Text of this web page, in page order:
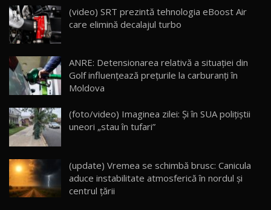
16
AutoBlogMD
13:10
17 20:06
30:08
AutoBlog.MD
23:36
20
Noul ZEEKR 7X / Test Drive AutoBlog.MD
29:08
(video) SRT prezintă tehnologia eBoost Air
care elimină decalajul turbo
ANRE: Detensionarea relativă a situației din
Golf influențează prețurile la carburanți în
Moldova
(foto/video) Imaginea zilei: Și în SUA polițiștii
uneori „stau în tufari”
(update) Vremea se schimbă brusc: Canicula
aduce instabilitate atmosferică în nordul și
centrul țării